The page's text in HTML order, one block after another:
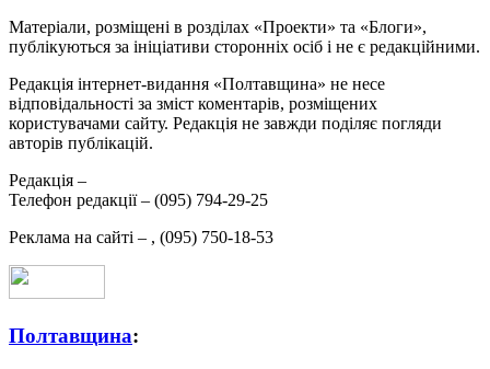
Матеріали, розміщені в розділах «Проекти» та «Блоги»,
публікуються за ініціативи сторонніх осіб і не є редакційними.
Редакція інтернет-видання «Полтавщина» не несе
відповідальності за зміст коментарів, розміщених
користувачами сайту. Редакція не завжди поділяє погляди
авторів публікацій.
Редакція –
Телефон редакції – (095) 794-29-25
Реклама на сайті – , (095) 750-18-53
Полтавщина: